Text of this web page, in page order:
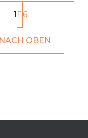
S
t
e
u
m
P
a
g
n
i
1 6
NACH OBEN